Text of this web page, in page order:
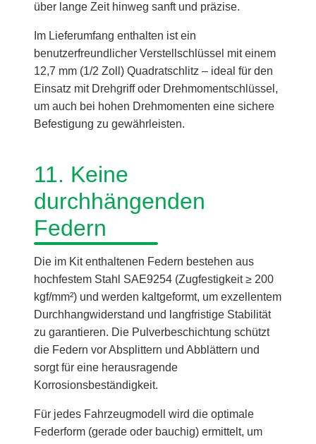
über lange Zeit hinweg sanft und präzise.
Im Lieferumfang enthalten ist ein
benutzerfreundlicher Verstellschlüssel mit einem
12,7 mm (1/2 Zoll) Quadratschlitz – ideal für den
Einsatz mit Drehgriff oder Drehmomentschlüssel,
um auch bei hohen Drehmomenten eine sichere
Befestigung zu gewährleisten.
11. Keine
durchhängenden
Federn
Die im Kit enthaltenen Federn bestehen aus
hochfestem Stahl SAE9254 (Zugfestigkeit ≥ 200
kgf/mm²) und werden kaltgeformt, um exzellentem
Durchhangwiderstand und langfristige Stabilität
zu garantieren. Die Pulverbeschichtung schützt
die Federn vor Absplittern und Abblättern und
sorgt für eine herausragende
Korrosionsbeständigkeit.
Für jedes Fahrzeugmodell wird die optimale
Federform (gerade oder bauchig) ermittelt, um